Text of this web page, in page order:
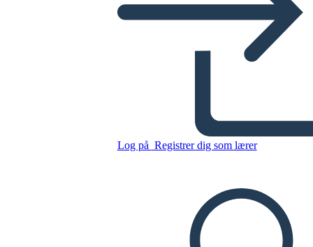
Log på Registrer dig som lærer
Biografía: Joseph Bruchac
LAVE ET STORYBOARD
AFSPIL DIASSHOW